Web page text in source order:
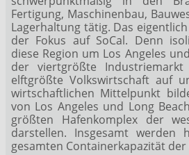
Fertigung, Maschinenbau,
Lagerhaltung tätig. Das
der Fokus auf SoCal. Denn
diese Region um Los Angeles
der viertgrößte
elftgrößte Volkswirtschaft auf
wirtschaftlichen Mittelpunkt
von Los Angeles und Long
größten Hafenkomplex der
darstellen. Insgesamt
gesamten Containerkapazität der